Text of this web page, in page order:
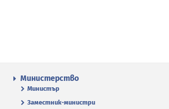
Министерство
Министър
Заместник-министри